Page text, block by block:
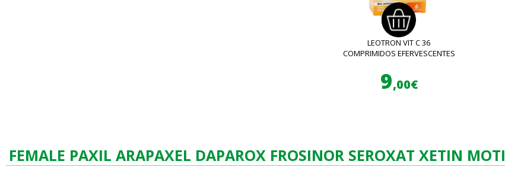
LEOTRON VIT C 36
COMPRIMIDOS EFERVESCENTES
9,00€
FEMALE PAXIL ARAPAXEL DAPAROX FROSINOR SEROXAT XETIN